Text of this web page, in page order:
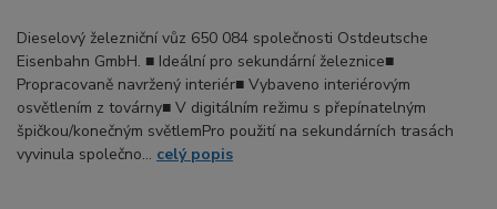
Dieselový železniční vůz 650 084 společnosti Ostdeutsche
Eisenbahn GmbH. ■ Ideální pro sekundární železnice■
Propracovaně navržený interiér■ Vybaveno interiérovým
osvětlením z továrny■ V digitálním režimu s přepínatelným
špičkou/konečným světlemPro použití na sekundárních trasách
vyvinula společno... celý popis